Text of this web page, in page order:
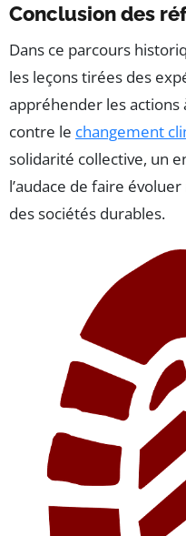
Conclusion des
Dans ce parcours
les leçons tirées des
appréhender les actions
contre le changement
solidarité collective, un
l’audace de faire
des sociétés durables.